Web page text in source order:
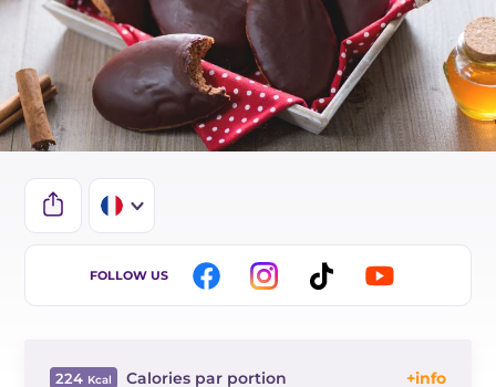
IT
DE
FOLLOW US
224 Calories par portion